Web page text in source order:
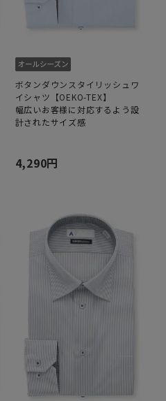
ボタンダウンスタイリッシュワ
イシャツ【OEKO-TEX】
幅広いお客様に対応するよう設
計されたサイズ感
4,290円